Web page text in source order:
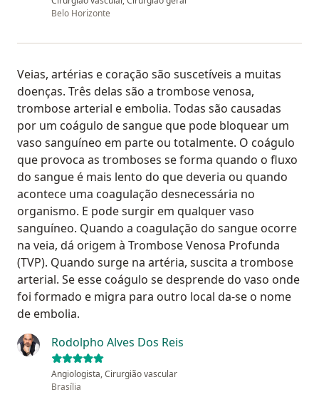
Belo Horizonte
Veias, artérias e coração são suscetíveis a muitas
doenças. Três delas são a trombose venosa,
trombose arterial e embolia. Todas são causadas
por um coágulo de sangue que pode bloquear um
vaso sanguíneo em parte ou totalmente. O coágulo
que provoca as tromboses se forma quando o fluxo
do sangue é mais lento do que deveria ou quando
acontece uma coagulação desnecessária no
organismo. E pode surgir em qualquer vaso
sanguíneo. Quando a coagulação do sangue ocorre
na veia, dá origem à Trombose Venosa Profunda
(TVP). Quando surge na artéria, suscita a trombose
arterial. Se esse coágulo se desprende do vaso onde
foi formado e migra para outro local da-se o nome
de embolia.
Rodolpho Alves Dos Reis
Angiologista, Cirurgião vascular
Brasília